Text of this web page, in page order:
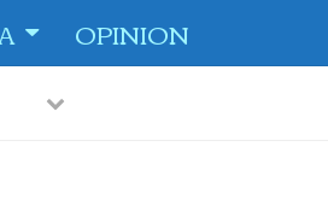
OPINION
-
PreviousNext